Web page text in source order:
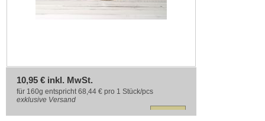
10,95 € inkl. MwSt.
für 160g entspricht 68,44 € pro 1 Stück/pcs
exklusive Versand